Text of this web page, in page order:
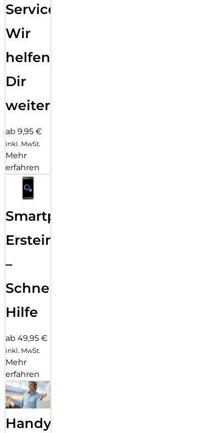
Service:
Wir
helfen
Dir
weiter
ab 9,95 €
inkl. MwSt.
Mehr
erfahren
Smartphone
Ersteinrichtung
–
Schnelle
Hilfe
ab 49,95 €
inkl. MwSt.
Mehr
erfahren
Handy